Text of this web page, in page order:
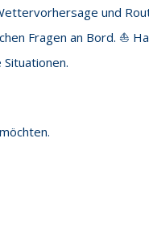
und
Fragen an Bord. ⛵️